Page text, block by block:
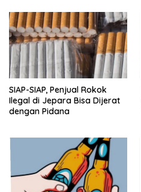
SIAP-SIAP, Penjual Rokok
Ilegal di Jepara Bisa Dijerat
dengan Pidana